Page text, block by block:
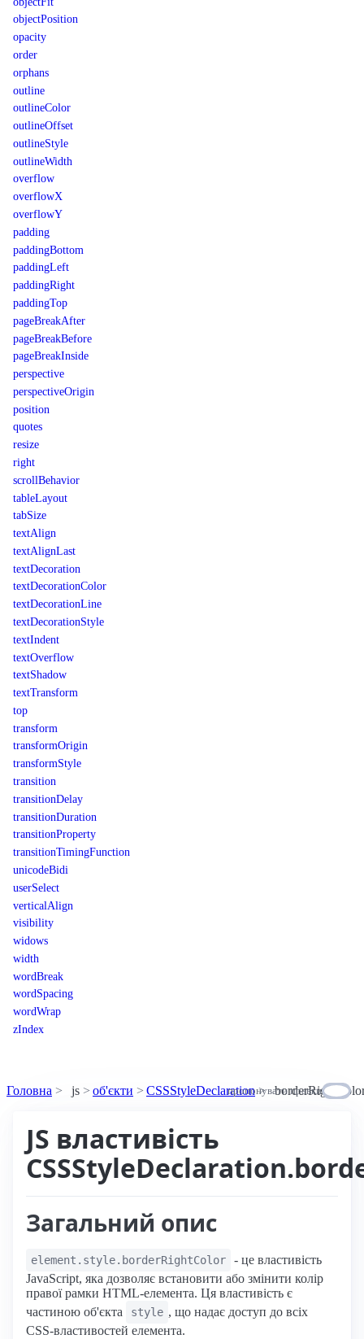
objectPosition
opacity
order
orphans
outline
outlineColor
outlineOffset
outlineStyle
outlineWidth
overflow
overflowX
overflowY
padding
paddingBottom
paddingLeft
paddingRight
paddingTop
pageBreakAfter
pageBreakBefore
pageBreakInside
perspective
perspectiveOrigin
position
quotes
resize
right
scrollBehavior
tableLayout
tabSize
textAlign
textAlignLast
textDecoration
textDecorationColor
textDecorationLine
textDecorationStyle
textIndent
textOverflow
textShadow
textTransform
top
transform
transformOrigin
transformStyle
transition
transitionDelay
transitionDuration
transitionProperty
transitionTimingFunction
unicodeBidi
userSelect
verticalAlign
visibility
widows
width
wordBreak
wordSpacing
wordWrap
zIndex
Головна js об'єкти CSSStyleDeclarationпропонувати правки
JS властивість
Загальний опис
element.style.borderRightColor
- це властивість
JavaScript, яка дозволяє встановити або змінити колір
правої рамки HTML-елемента. Ця властивість є
частиною об'єкта
style , що надає доступ до всіх
CSS-властивостей елемента.